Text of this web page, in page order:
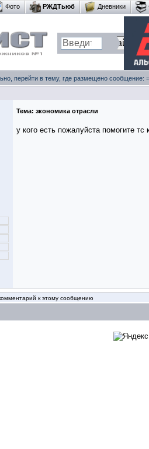
Фото РЖДТьюб Дневники
перейти в тему, где размещено сообщение:
Тема: зкономика отрасли
у кого есть пожалуйста помогите тс
к этому сообщению